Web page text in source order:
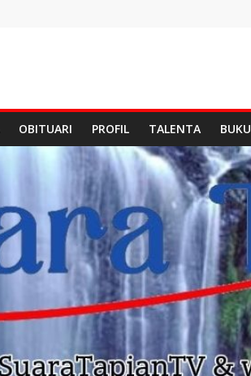
OBITUARI PROFIL TALENTA BUKU